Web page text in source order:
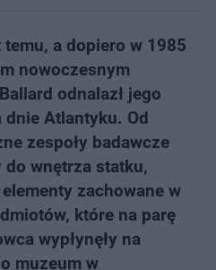
a dopiero w 1985
nowoczesnym
odnalazł jego
Atlantyku. Od
zespoły badawcze
do wnętrza statku,
zachowane w
które na parę
wypłynęły na
muzeum w